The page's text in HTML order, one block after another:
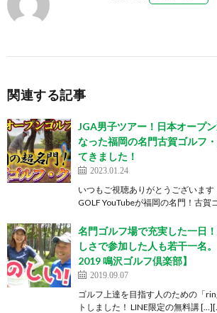
関連する記事
JGA男子ツアー！日本オープ
なった福岡の名門古賀ゴルフ
てきました！
2023.01.24
いつもご視聴ありがとうございま
GOLF YouTubeが福岡の名門！古
名門ゴルフ場で充実した一日
しさで参加した人も若干一名
2019 鳴沢ゴルフ倶楽部】
2019.09.07
ゴルフ上達を目指す人のための「
トしました！ LINE限定の無料講